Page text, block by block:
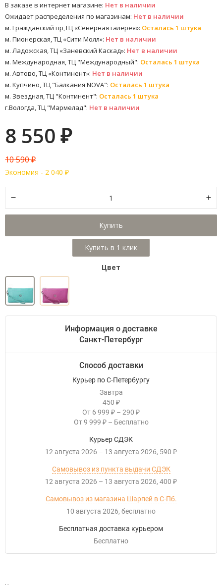
В заказе в интернет магазине: Нет в наличии
Ожидает распределения по магазинам: Нет в наличии
м. Гражданский пр,ТЦ «Северная галерея»: Осталась 1 штука
м. Пионерская, ТЦ «Сити Молл»: Нет в наличии
м. Ладожская, ТЦ «Заневский Каскад»: Нет в наличии
м. Международная, ТЦ "Международный": Осталась 1 штука
м. Автово, ТЦ «Континент»: Нет в наличии
м. Купчино, ТЦ "Балкания NOVA": Осталась 1 штука
м. Звездная, ТЦ "Континент": Осталась 1 штука
г.Вологда, ТЦ "Мармелад": Нет в наличии
8 550 ₽
10 590₽
Экономия - 2 040 ₽
Купить
Цвет
Информация о доставке
Санкт-Петербург
Способ доставки
Курьер по С-Петербургу
Завтра
450 ₽
От 6 999 ₽ – 290 ₽
От 9 999 ₽ – Бесплатно
Курьер СДЭК
12 августа 2026 – 13 августа 2026 590 ₽
Самовывоз из пункта выдачи СДЭК
12 августа 2026 – 13 августа 2026 400 ₽
Самовывоз из магазина Шарпей в С-Пб.
10 августа 2026
Бесплатно
Бесплатная доставка курьером
Бесплатно